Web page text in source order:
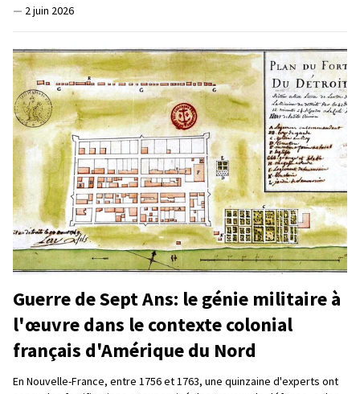
— 2 juin 2026
Guerre de Sept Ans: le génie militaire à
l'œuvre dans le contexte colonial
français d'Amérique du Nord
En Nouvelle-France, entre 1756 et 1763, une quinzaine d'experts ont